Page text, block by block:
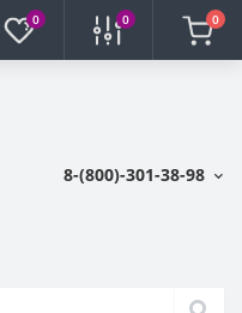
0 0 0
8-(800)-301-38-98